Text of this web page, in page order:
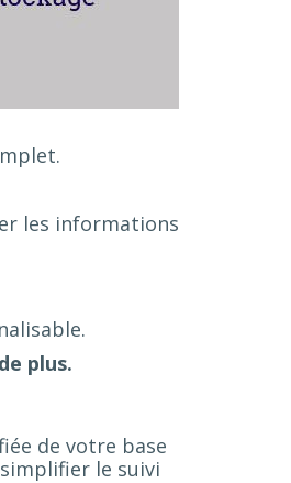
les informations
plus.
de votre base
le suivi